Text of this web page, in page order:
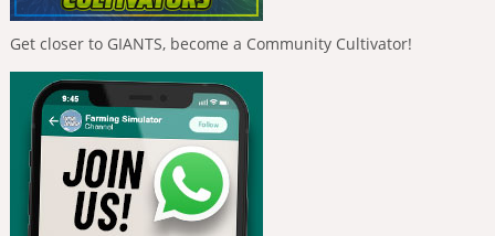
Get closer to GIANTS, become a Community Cultivator!